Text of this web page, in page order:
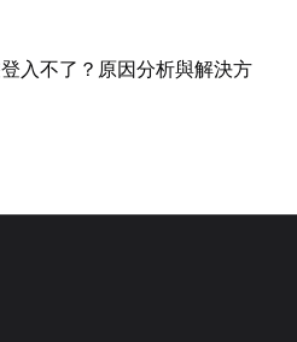
入不了？原因分析與解決方